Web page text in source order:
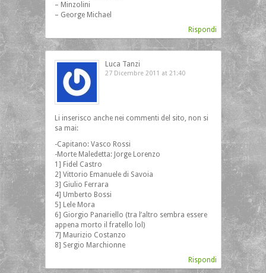
– Minzolini
– George Michael
Rispondi
Luca Tanzi
27 Dicembre 2011 at 21:40
Li inserisco anche nei commenti del sito, non si
sa mai:
-Capitano: Vasco Rossi
-Morte Maledetta: Jorge Lorenzo
1] Fidel Castro
2] Vittorio Emanuele di Savoia
3] Giulio Ferrara
4] Umberto Bossi
5] Lele Mora
6] Giorgio Panariello (tra l’altro sembra essere
appena morto il fratello lol)
7] Maurizio Costanzo
8] Sergio Marchionne
Rispondi